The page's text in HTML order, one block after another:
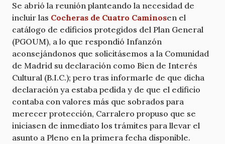
Se abrió la reunión planteando la necesidad de
incluir las Cocheras de Cuatro Caminosen el
catálogo de edificios protegidos del Plan General
(PGOUM), a lo que respondió Infanzón
aconsejándonos que solicitásemos a la Comunidad
de Madrid su declaración como Bien de Interés
Cultural (B.I.C.); pero tras informarle de que dicha
declaración ya estaba pedida y de que el edificio
contaba con valores más que sobrados para
merecer protección, Carralero propuso que se
iniciasen de inmediato los trámites para llevar el
asunto a Pleno en la primera fecha disponible.